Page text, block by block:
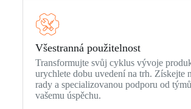
Všestranná použitelnost
Transformujte svůj cyklus vývoje
urychlete dobu uvedení na trh. Získejte
rady a specializovanou podporu od
vašemu úspěchu.